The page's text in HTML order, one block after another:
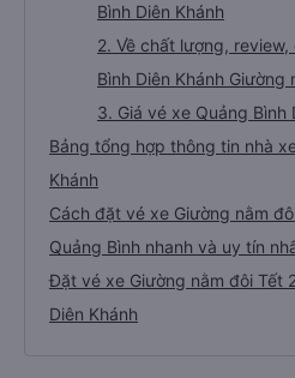
Bình Diên Khánh
2. Về chất lượng,
Bình Diên Khánh Giường
3. Giá vé xe Quảng Bình
Bảng tổng hợp thông tin nhà
Khánh
Cách đặt vé xe Giường nằm
Quảng Bình nhanh và uy tín
Đặt vé xe Giường nằm đôi Tết
Diên Khánh